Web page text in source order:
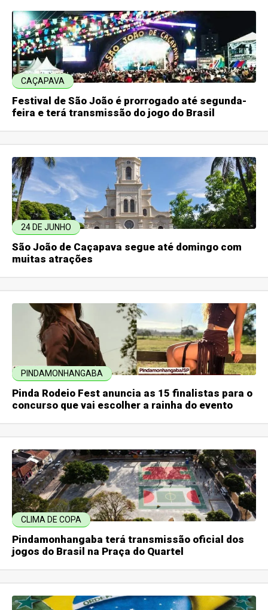
CAÇAPAVA
Festival de São João é prorrogado até segunda-
feira e terá transmissão do jogo do Brasil
24 DE JUNHO
São João de Caçapava segue até domingo com
muitas atrações
PINDAMONHANGABA
Pinda Rodeio Fest anuncia as 15 finalistas para o
concurso que vai escolher a rainha do evento
CLIMA DE COPA
Pindamonhangaba terá transmissão oficial dos
jogos do Brasil na Praça do Quartel